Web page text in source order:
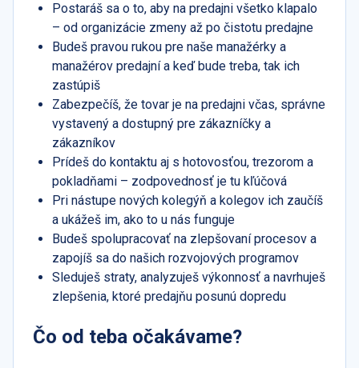
Postaráš sa o to, aby na predajni všetko klapalo
– od organizácie zmeny až po čistotu predajne
Budeš pravou rukou pre naše manažérky a
manažérov predajní a keď bude treba, tak ich
zastúpiš
Zabezpečíš, že tovar je na predajni včas, správne
vystavený a dostupný pre zákazníčky a
zákazníkov
Prídeš do kontaktu aj s hotovosťou, trezorom a
pokladňami – zodpovednosť je tu kľúčová
Pri nástupe nových kolegýň a kolegov ich zaučíš
a ukážeš im, ako to u nás funguje
Budeš spolupracovať na zlepšovaní procesov a
zapojíš sa do našich rozvojových programov
Sleduješ straty, analyzuješ výkonnosť a navrhuješ
zlepšenia, ktoré predajňu posunú dopredu
Čo od teba očakávame?